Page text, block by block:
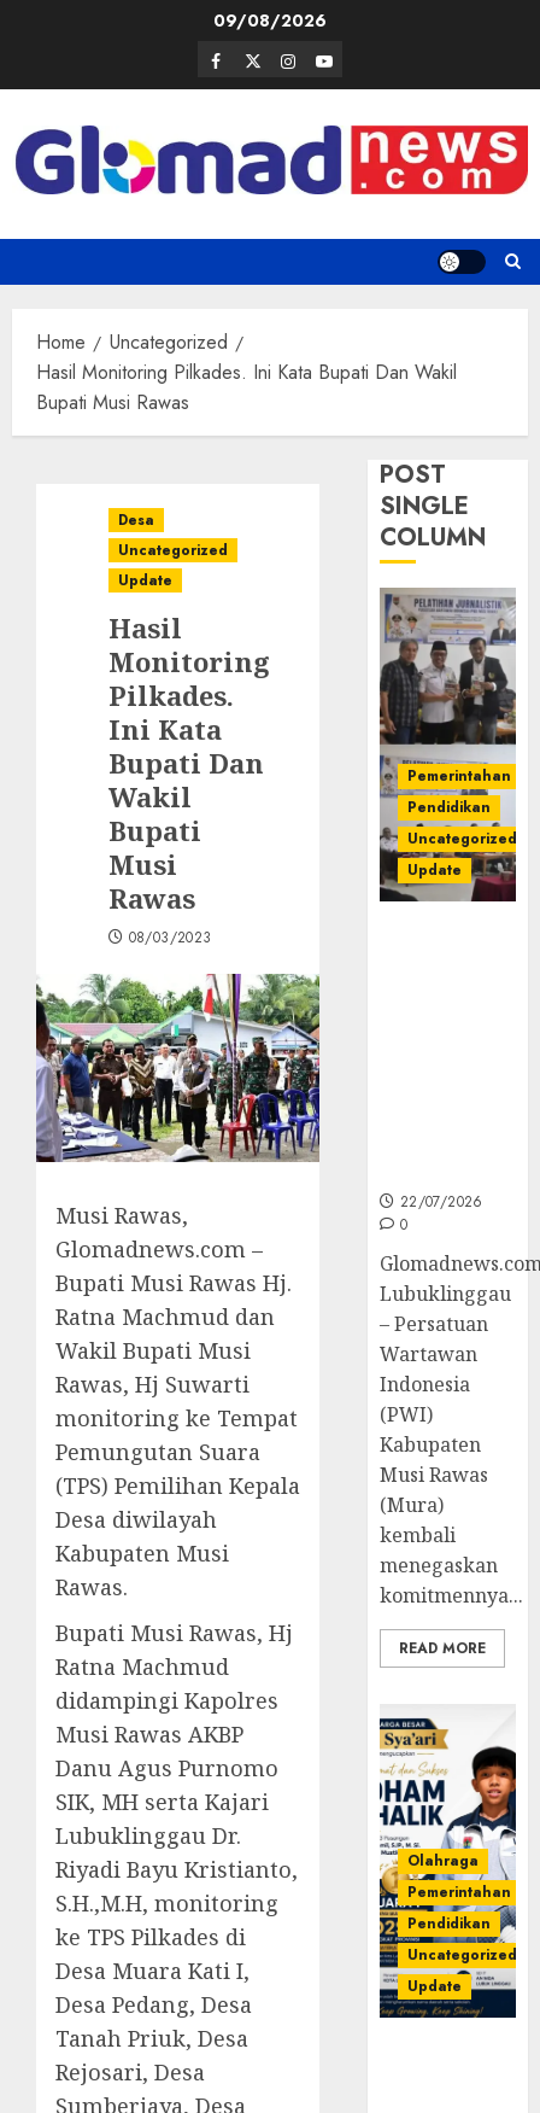
09/08/2026
Facebook
TwitterInstagram
Youtube
Home
Uncategorized
Hasil Monitoring Pilkades. Ini Kata Bupati Dan Wakil
Bupati Musi Rawas
Desa
Uncategorized
Update
Hasil
Monitoring
Pilkades.
Ini Kata
Bupati Dan
Wakil
Bupati
Musi
Rawas
08/03/2023
Musi Rawas,
Glomadnews.com –
Bupati Musi Rawas Hj.
Ratna Machmud dan
Wakil Bupati Musi
Rawas, Hj Suwarti
monitoring ke Tempat
Pemungutan Suara
(TPS) Pemilihan Kepala
Desa diwilayah
Kabupaten Musi
Rawas.
Bupati Musi Rawas, Hj
Ratna Machmud
didampingi Kapolres
Musi Rawas AKBP
Danu Agus Purnomo
SIK, MH serta Kajari
Lubuklinggau Dr.
Riyadi Bayu Kristianto,
S.H.,M.H, monitoring
ke TPS Pilkades di
Desa Muara Kati I,
Desa Pedang, Desa
Tanah Priuk, Desa
Rejosari, Desa
Sumberjaya, Desa
POST
SINGLE
COLUMN
Pemerintahan
Pendidikan
Uncategorized
Update
22/07/2026
0
Lubuklinggau
– Persatuan
Wartawan
Indonesia
(PWI)
Kabupaten
Musi Rawas
(Mura)
kembali
menegaskan
komitmennya...
READ MORE
Olahraga
Pemerintahan
Pendidikan
Uncategorized
Update